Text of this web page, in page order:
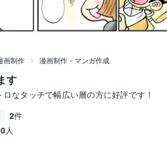
画制作 漫画制作・マンガ作成
す
なタッチで幅広い層の方に好評です！
2件
0人